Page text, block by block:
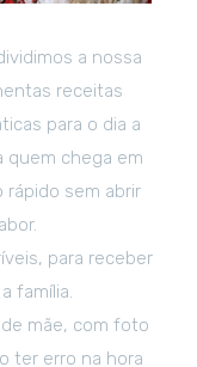
a nossa
receitas
para o dia a
quem chega em
rápido sem abrir
para receber
família.
mãe, com foto
ter erro na hora